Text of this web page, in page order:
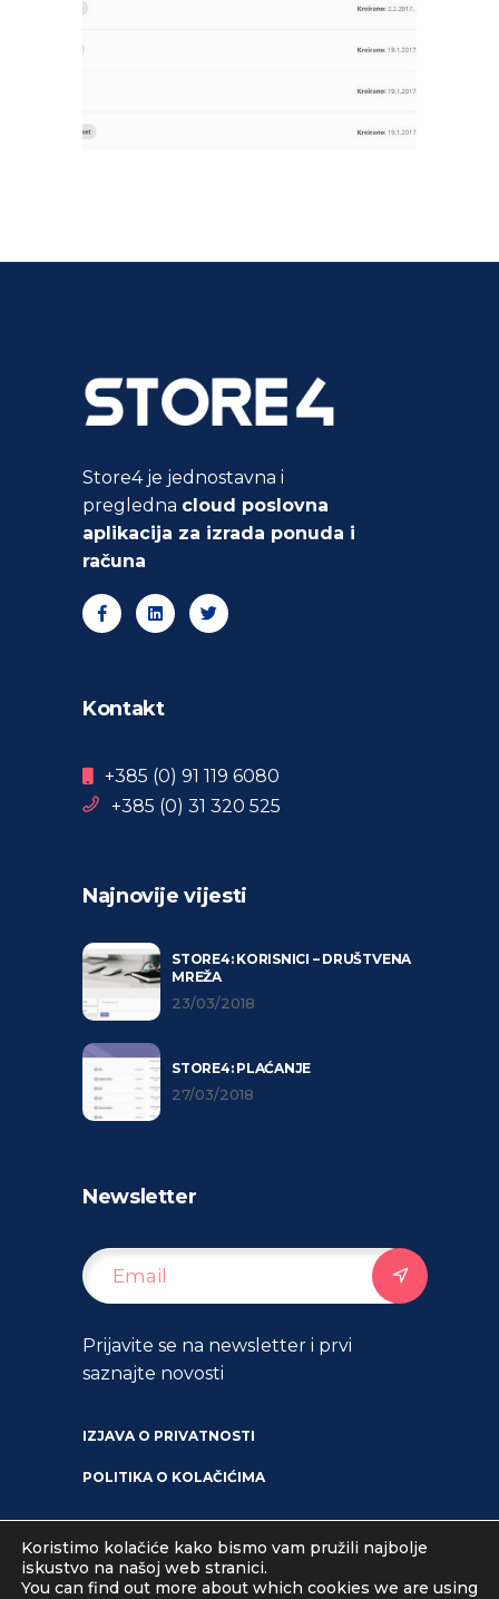
Store4 je jednostavna i
pregledna cloud poslovna
aplikacija za izrada ponuda i
računa
Kontakt
+385 (0) 91 119 6080
+385 (0) 31 320 525
Najnovije vijesti
STORE4: KORISNICI – DRUŠTVENA
MREŽA
23/03/2018
STORE4: PLAĆANJE
27/03/2018
Newsletter
Prijavite se na newsletter i prvi
saznajte novosti
IZJAVA O PRIVATNOSTI
POLITIKA O KOLAČIĆIMA
Koristimo kolačiće kako bismo vam pružili najbolje
iskustvo na našoj web stranici.
You can find out more about which cookies we are using